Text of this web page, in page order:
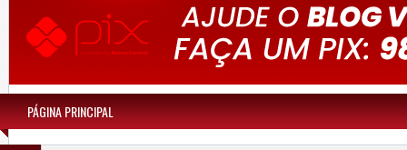
PÁGINA PRINCIPAL